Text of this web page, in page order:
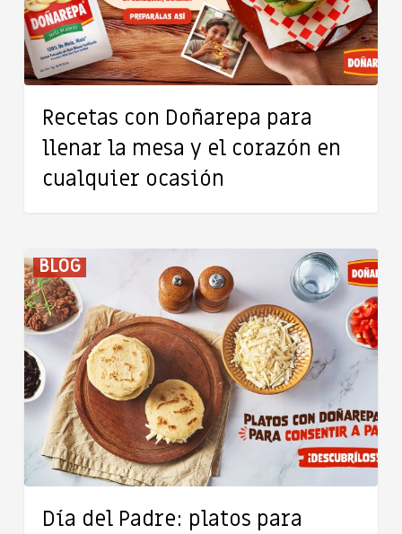
mesa
y
el
corazón
cualquier
ocasión
Recetas con Doñarepa para
llenar la mesa y el corazón en
cualquier ocasión
BLOG
Día
del
Padre:
platos
para
consentir
a
papá
con
Doñarepa
Día del Padre: platos para